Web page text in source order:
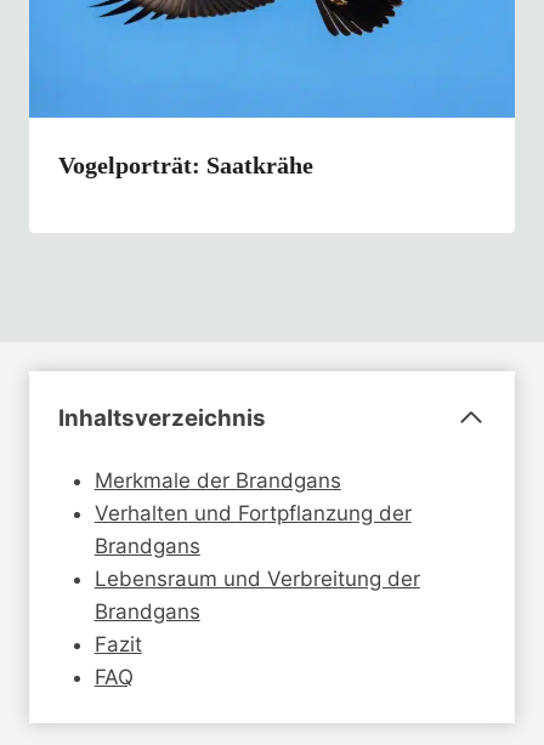
Vogelporträt: Saatkrähe
Inhaltsverzeichnis
Merkmale der Brandgans
Verhalten und Fortpflanzung der
Brandgans
Lebensraum und Verbreitung der
Brandgans
Fazit
FAQ